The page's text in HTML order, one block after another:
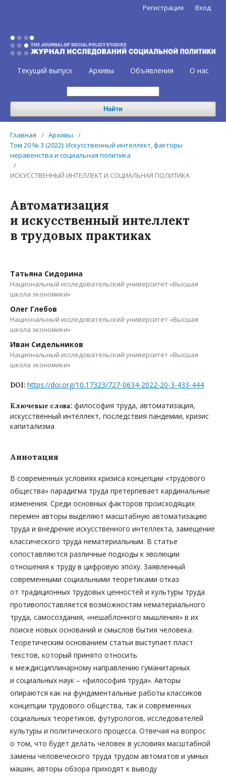
Текущий выпуск Архивы Объявления О нас
Найти
Регистрация Вход
Главная / Архивы
/
Том 20 № 3 (2022): Искусственный интеллект, факторы
неравенства и социальная политика
/
ИСКУССТВЕННЫЙ ИНТЕЛЛЕКТ И СОЦИАЛЬНАЯ ПОЛИТИКА
Автоматизация
и искусственный интеллект
в трудовых практиках
Татьяна Сидорина
Национальный исследовательский университет «Высшая
школа экономики»
Олег Глебов
Национальный исследовательский университет «Высшая
школа экономики»
Иван Сидельников
Национальный исследовательский университет «Высшая
школа экономики»
DOI: https://doi.org/10.17323/727-0634-2022-20-3-433-444
Ключевые слова: философия труда, автоматизация,
искусственный интеллект, последствия пандемии, кризис
капитализма
Аннотация
В современных условиях кризиса концепции «трудового
общества» парадигма труда претерпевает кардинальные
изменения. Среди основных факторов происходящих
перемен авторы выделяют масштабную автоматизацию
труда и внедрение искусственного интеллекта, замещение
классического труда нематериальным. В статье
сопоставляются различные подходы к эволюции
отношения к труду в цифровую эпоху. Заявленный
современными социальными теоретиками отказ
от традиционных трудовых ценностей и культуры труда
противопоставляется возможностям нематериального
труда, самосоздания, «нешаблонного мышления» в их
поиске новых оснований и смыслов бытия человека.
Теоретическим основанием статьи выступает пласт
текстов, который принято относить
к междисциплинарному направлению гуманитарных
и социальных наук – «философия труда». Авторы
опираются как на фундаментальные работы классиков
концепции трудового общества, так и современных
социальных теоретиков, футурологов, исследователей
культуры и политического процесса. Отвечая на вопрос
о том, что будет делать человек в условиях масштабной
замены человеческого труда трудом автоматов и умных
машин, авторы обзора приходят к выводу